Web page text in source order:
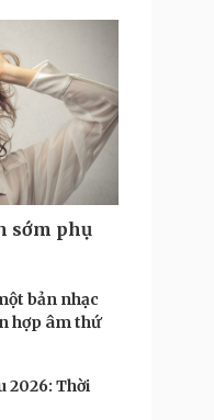
số
đêm khuya
yêu
sớm phụ
bản nhạc
hợp âm thứ
2026: Thời